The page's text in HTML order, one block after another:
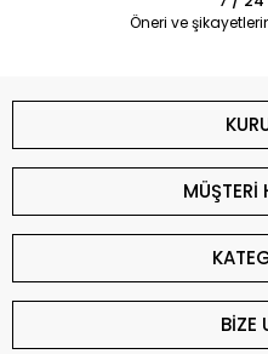
Öneri ve
MÜŞTERİ
BİZE